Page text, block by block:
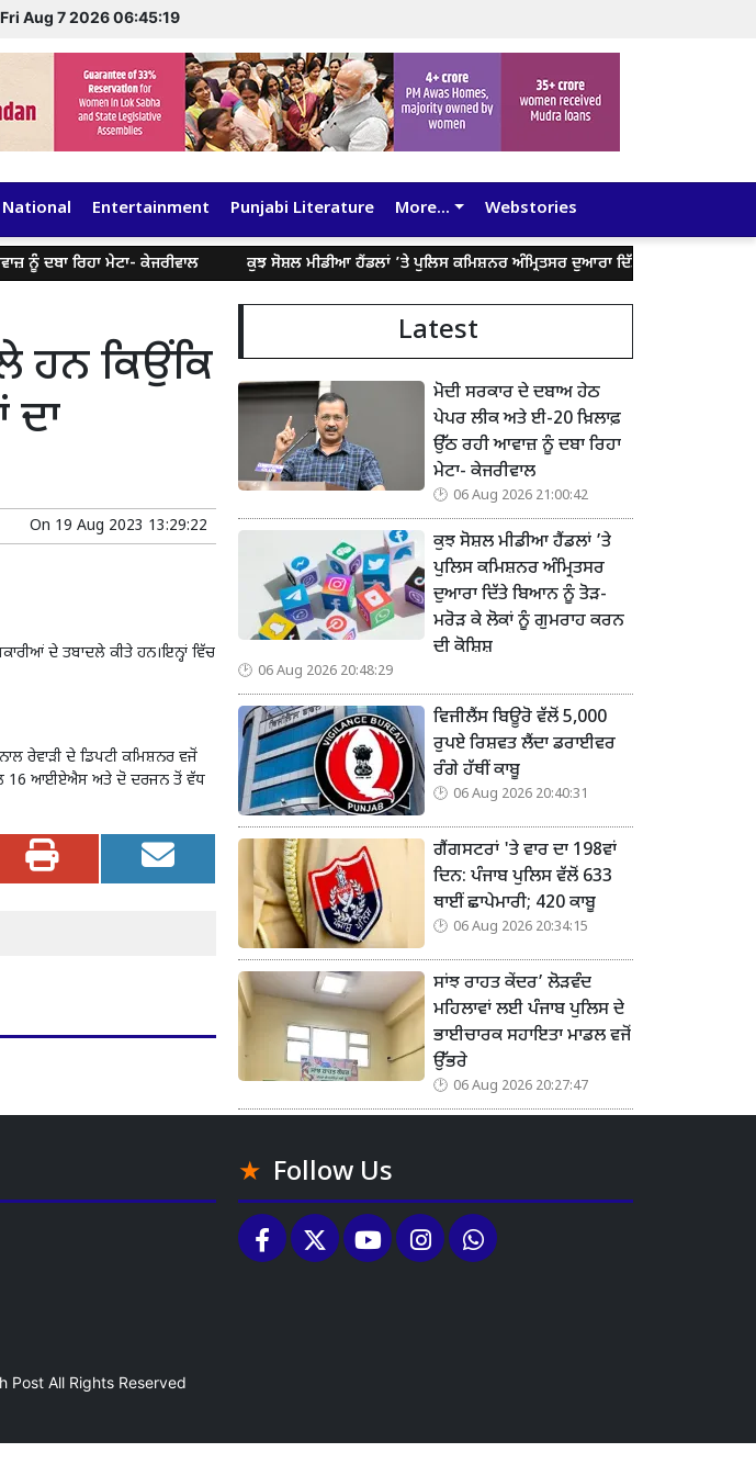
Fri Aug 7 2026 06:45:19
National Entertainment Punjabi Literature More... Webstories
ਰਿਹਾ ਮੇਟਾ- ਕੇਜਰੀਵਾਲ ਕੁਝ ਸੋਸ਼ਲ ਮੀਡੀਆ ਹੈਂਡਲਾਂ ’ਤੇ ਪੁਲਿਸ ਕਮਿਸ਼ਨਰ ਅੰਮ੍ਰਿਤਸਰ ਦੁਆਰਾ ਦਿੱਤੇ ਬਿਆਨ ਨੂੰ ਤੋੜ-ਮਰੋੜ
ਹਨ ਕਿਉਂਕਿ
On 19 Aug 2023 13:29:22
ਦੇ ਤਬਾਦਲੇ ਕੀਤੇ ਹਨ।ਇਨ੍ਹਾਂ ਵਿੱਚ
ਰੇਵਾੜੀ ਦੇ ਡਿਪਟੀ ਕਮਿਸ਼ਨਰ ਵਜੋਂ
16 ਆਈਏਐਸ ਅਤੇ ਦੋ ਦਰਜਨ ਤੋਂ ਵੱਧ
Latest
ਮੋਦੀ ਸਰਕਾਰ ਦੇ ਦਬਾਅ ਹੇਠ
ਪੇਪਰ ਲੀਕ ਅਤੇ ਈ-20 ਖ਼ਿਲਾਫ਼
ਉੱਠ ਰਹੀ ਆਵਾਜ਼ ਨੂੰ ਦਬਾ ਰਿਹਾ
ਮੇਟਾ- ਕੇਜਰੀਵਾਲ
06 Aug 2026 21:00:42
ਕੁਝ ਸੋਸ਼ਲ ਮੀਡੀਆ ਹੈਂਡਲਾਂ ’ਤੇ
ਪੁਲਿਸ ਕਮਿਸ਼ਨਰ ਅੰਮ੍ਰਿਤਸਰ
ਦੁਆਰਾ ਦਿੱਤੇ ਬਿਆਨ ਨੂੰ ਤੋੜ-
ਮਰੋੜ ਕੇ ਲੋਕਾਂ ਨੂੰ ਗੁਮਰਾਹ ਕਰਨ
ਦੀ ਕੋਸ਼ਿਸ਼
06 Aug 2026 20:48:29
ਵਿਜੀਲੈਂਸ ਬਿਊਰੋ ਵੱਲੋਂ 5,000
ਰੁਪਏ ਰਿਸ਼ਵਤ ਲੈਂਦਾ ਡਰਾਈਵਰ
ਰੰਗੇ ਹੱਥੀਂ ਕਾਬੂ
06 Aug 2026 20:40:31
ਗੈਂਗਸਟਰਾਂ 'ਤੇ ਵਾਰ ਦਾ 198ਵਾਂ
ਦਿਨ: ਪੰਜਾਬ ਪੁਲਿਸ ਵੱਲੋਂ 633
ਥਾਈਂ ਛਾਪੇਮਾਰੀ; 420 ਕਾਬੂ
06 Aug 2026 20:34:15
ਸਾਂਝ ਰਾਹਤ ਕੇਂਦਰ’ ਲੋੜਵੰਦ
ਮਹਿਲਾਵਾਂ ਲਈ ਪੰਜਾਬ ਪੁਲਿਸ ਦੇ
ਭਾਈਚਾਰਕ ਸਹਾਇਤਾ ਮਾਡਲ ਵਜੋਂ
ਉੱਭਰੇ
06 Aug 2026 20:27:47
Follow Us
Post All Rights Reserved